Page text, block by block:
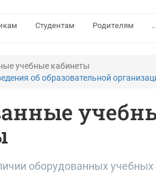
Студентам Родителям
учебные кабинеты
об образовательной
оборудованных учебных